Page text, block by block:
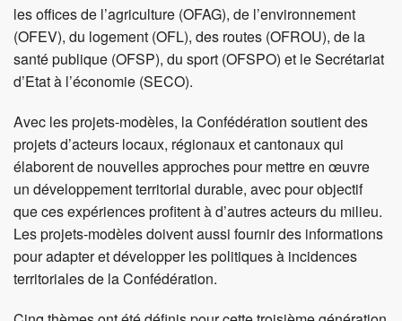
Dans le thème « aménager les espaces ouverts dans les
agglomérations », neuf projets sont retenus parmi les 42
déposés. Les projets soutenus concernent la thématique
des espaces ouverts multifonctionnels dans le tissu bâti
agglomérations. Les espaces ouverts remplissent divers
rôles tels que détente, activité physique et sport, mobilité
douce, nature et paysage.Dans le thème « créer une offre
de logements suffisante et adaptée aux besoins», six
projets sur les 19 déposés bénéficient d’un soutien de la
Confédération. Les thématiques du logement à prix
abordable, de l’adaptation du parc immobilier existant aux
nouvelles données démographiques et des défis
spécifiques aux régions touristiques y sont développées.